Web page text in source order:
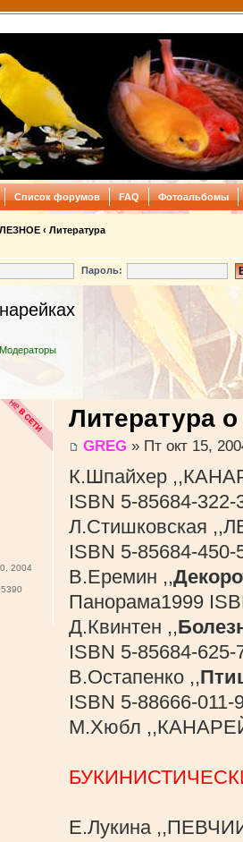
Список форумов FAQ Фотоальбомы
‹ Литература
Пароль:
Модераторы
Литература
GREG » Пт окт 15,
К.Шпайхер
ISBN 5-85684-322-
Л.Стишковская
ISBN 5-85684-450-
В.Еремин ,,
Панорама1999
Д.Квинтен ,,
ISBN 5-85684-625-
В.Остапенко ,,
ISBN 5-88666-011-
М.Хюбл
Е.Лукина
2004